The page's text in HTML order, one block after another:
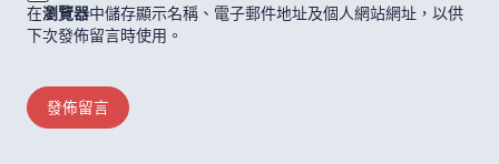
在瀏覽器中儲存顯示名稱、電子郵件地址及個人網站網址，以供
下次發佈留言時使用。